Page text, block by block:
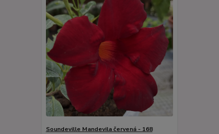
Soundeville Mandevila červená - 168